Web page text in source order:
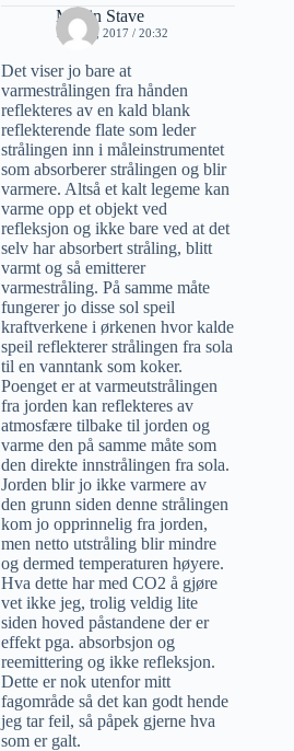
Martin Stave
18 MAI, 2017 / 20:32
Det viser jo bare at
varmestrålingen fra hånden
reflekteres av en kald blank
reflekterende flate som leder
strålingen inn i måleinstrumentet
som absorberer strålingen og blir
varmere. Altså et kalt legeme kan
varme opp et objekt ved
refleksjon og ikke bare ved at det
selv har absorbert stråling, blitt
varmt og så emitterer
varmestråling. På samme måte
fungerer jo disse sol speil
kraftverkene i ørkenen hvor kalde
speil reflekterer strålingen fra sola
til en vanntank som koker.
Poenget er at varmeutstrålingen
fra jorden kan reflekteres av
atmosfære tilbake til jorden og
varme den på samme måte som
den direkte innstrålingen fra sola.
Jorden blir jo ikke varmere av
den grunn siden denne strålingen
kom jo opprinnelig fra jorden,
men netto utstråling blir mindre
og dermed temperaturen høyere.
Hva dette har med CO2 å gjøre
vet ikke jeg, trolig veldig lite
siden hoved påstandene der er
effekt pga. absorbsjon og
reemittering og ikke refleksjon.
Dette er nok utenfor mitt
fagområde så det kan godt hende
jeg tar feil, så påpek gjerne hva
som er galt.